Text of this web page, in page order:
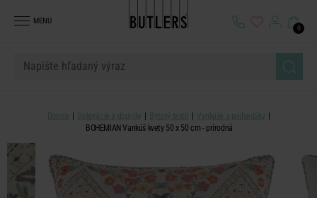
MENU
0
Domov Dekorácie a doplnky Bytový textil
Vankúše a podsedáky
BOHEMIAN Vankúš kvety 50 x 50 cm - prírodná